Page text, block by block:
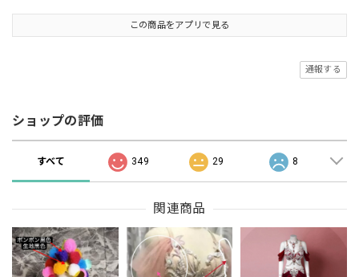
この商品をアプリで見る
通報する
ショップの評価
すべて 349 29 8
関連商品